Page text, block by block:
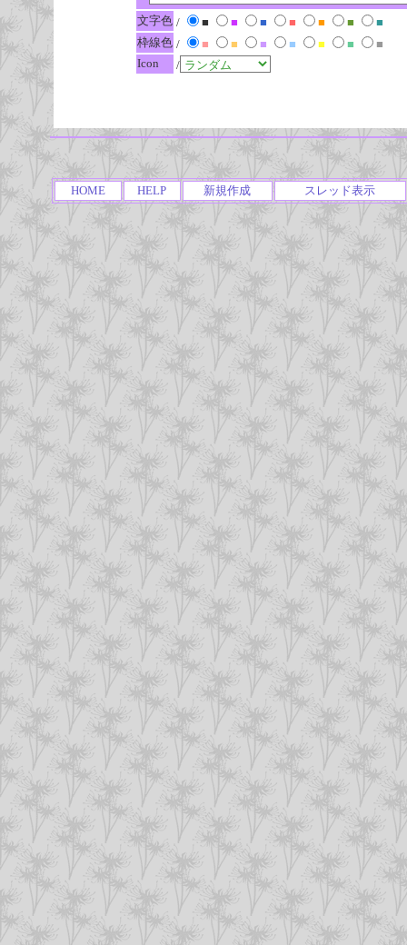
文字色 / ■ ■ ■ ■ ■ ■
■
枠線色 / ■ ■ ■ ■ ■ ■
■
Icon
/
HOME HELP 新規作成 スレッド表示